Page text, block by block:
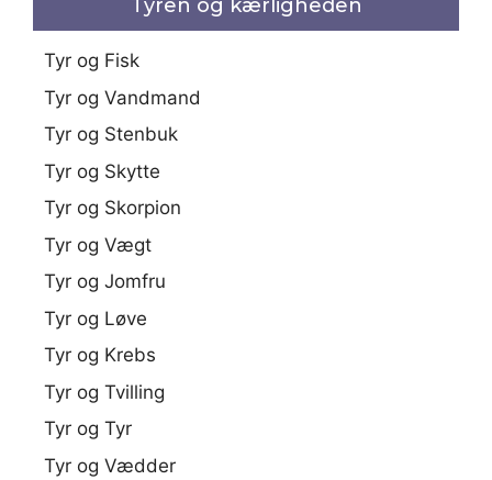
Tyren og kærligheden
Tyr og Fisk
Tyr og Vandmand
Tyr og Stenbuk
Tyr og Skytte
Tyr og Skorpion
Tyr og Vægt
Tyr og Jomfru
Tyr og Løve
Tyr og Krebs
Tyr og Tvilling
Tyr og Tyr
Tyr og Vædder